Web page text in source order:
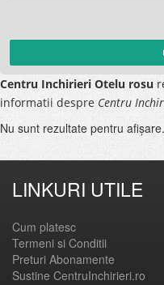
Centru Inchirieri Otelu rosu
informatii despre Centru
Nu sunt rezultate pentru afişare.
LINKURI UTILE
Cum platesc
Termeni si Conditii
Preturi Abonamente
Sustine CentruInchirieri.ro